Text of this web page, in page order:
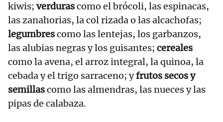
kiwis; verdurascomo el brócoli, las espinacas,
las zanahorias, la col rizada o las alcachofas;
legumbrescomo las lentejas, los garbanzos,
las alubias negras y los guisantes; cereales
como la avena, el arroz integral, la quinoa, la
cebada y el trigo sarraceno; yfrutos secos y
semillascomo las almendras, las nueces y las
pipas de calabaza.